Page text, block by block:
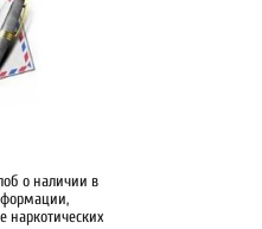
о наличии в
наркотических